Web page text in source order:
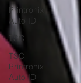
Printronix
Auto ID
TSC
TSC
Printronix
Auto ID